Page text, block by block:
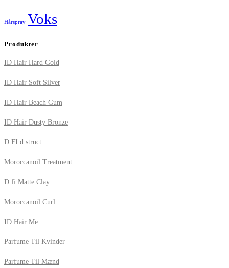
Hårspray Voks
Produkter
ID Hair Hard Gold
ID Hair Soft Silver
ID Hair Beach Gum
ID Hair Dusty Bronze
D:FI d:struct
Moroccanoil Treatment
D:fi Matte Clay
Moroccanoil Curl
ID Hair Me
Parfume Til Kvinder
Parfume Til Mænd